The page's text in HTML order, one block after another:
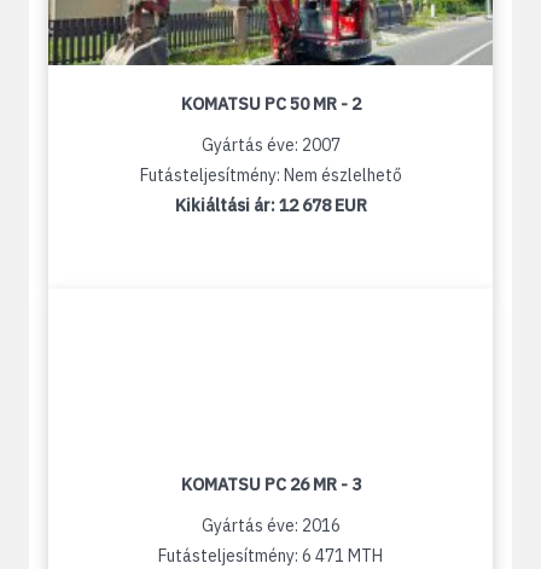
KOMATSU PC 50 MR - 2
Gyártás éve: 2007
Futásteljesítmény: Nem észlelhető
Kikiáltási ár:12 678 EUR
KOMATSU PC 26 MR - 3
Gyártás éve: 2016
Futásteljesítmény: 6 471 MTH